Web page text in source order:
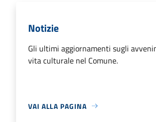
Notizie
Gli ultimi aggiornamenti sugli
vita culturale nel Comune.
VAI ALLA PAGINA